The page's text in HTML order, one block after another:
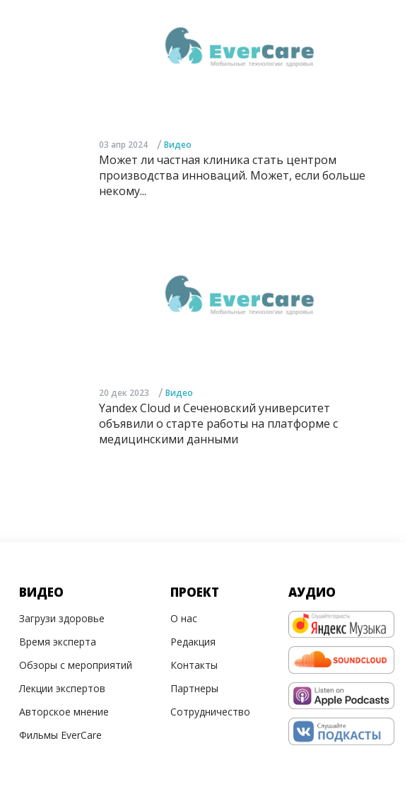
03 апр 2024 / Видео
Может ли частная клиника стать центром
производства инноваций. Может, если больше
некому...
20 дек 2023 / Видео
Yandex Cloud и Сеченовский университет
объявили о старте работы на платформе с
медицинскими данными
ВИДЕО
Загрузи здоровье
Время эксперта
Обзоры с мероприятий
Лекции экспертов
Авторское мнение
Фильмы EverCare
ПРОЕКТ
О нас
Редакция
Контакты
Партнеры
Сотрудничество
АУДИО